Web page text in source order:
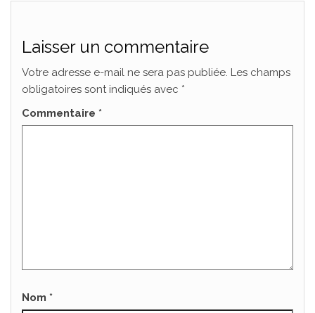
Laisser un commentaire
Votre adresse e-mail ne sera pas publiée. Les champs
obligatoires sont indiqués avec *
Commentaire *
Nom *